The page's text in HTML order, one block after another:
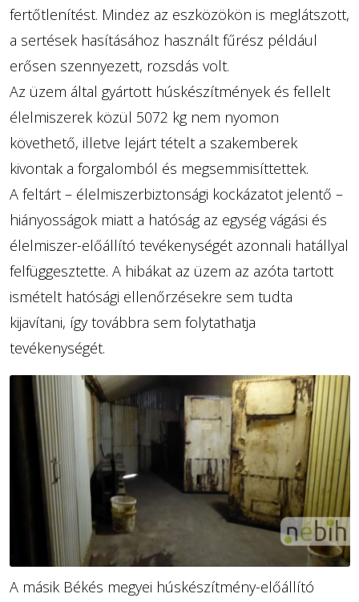
fertőtlenítést. Mindez az eszközökön is meglátszott,
a sertések hasításához használt fűrész például
erősen szennyezett, rozsdás volt.
Az üzem által gyártott húskészítmények és fellelt
élelmiszerek közül 5072 kg nem nyomon
követhető, illetve lejárt tételt a szakemberek
kivontak a forgalomból és megsemmisíttettek.
A feltárt – élelmiszerbiztonsági kockázatot jelentő –
hiányosságok miatt a hatóság az egység vágási és
élelmiszer-előállító tevékenységét azonnali hatállyal
felfüggesztette. A hibákat az üzem az azóta tartott
ismételt hatósági ellenőrzésekre sem tudta
kijavítani, így továbbra sem folytathatja
tevékenységét.
A másik Békés megyei húskészítmény-előállító